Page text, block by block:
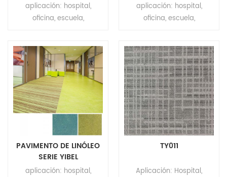
aplicación: hospital,
oficina, escuela,
marca: relle dimensión:
2.0mm(t)*2m(w)*32m(l)
espalda: tejido de yute
superficie: revestimiento
PUR moq: 200m²
resistencia a la abrasión:
grado T vida útil: más de
aplicación: hospital,
oficina, escuela,
marca: relle dimensión:
2.0mm(t)*2m(w)*32m(l)
espalda: tejido de yute
superficie: revestimiento
PUR moq: 200m²
resistencia a la abrasión:
grado T vida útil: más de
PAVIMENTO DE LINÓLEO
SERIE YIBEL
aplicación: hospital,
TY011
Aplicación: Hospital,